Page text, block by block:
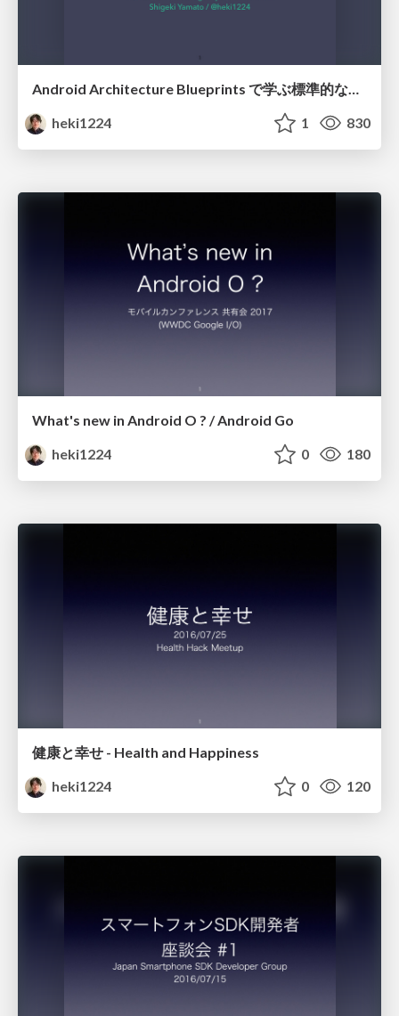
Android Architecture Blueprints で学ぶ標準的なアプリの作り方
heki1224
1 830
What's new in Android O ? / Android Go
heki1224
0 180
健康と幸せ - Health and Happiness
heki1224
0 120